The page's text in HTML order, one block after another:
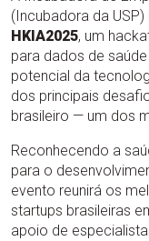
(Incubadora da
HKIA2025, um
para dados de
potencial da
dos principais
brasileiro — um dos
Reconhecendo a
para o
evento reunirá os
startups brasileiras
apoio de